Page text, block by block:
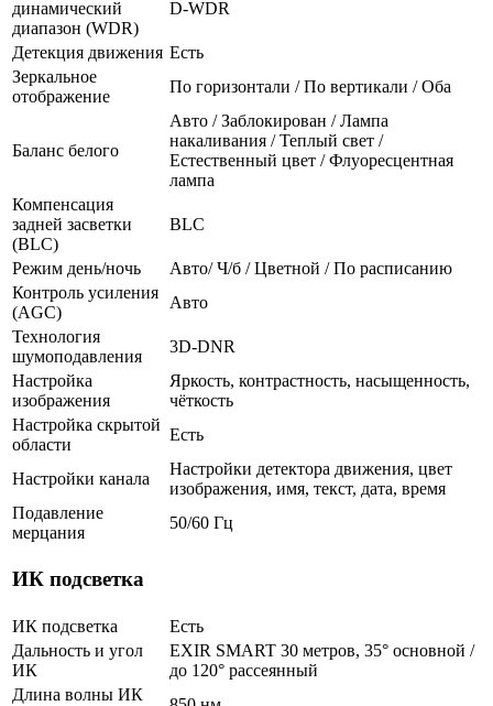
динамический
диапазон (WDR)
D-WDR
Детекция движения Есть
Зеркальное
отображение
По горизонтали / По вертикали / Оба
Баланс белого
Авто / Заблокирован / Лампа
накаливания / Теплый свет /
Естественный цвет / Флуоресцентная
лампа
Компенсация
задней засветки
(BLC)
BLC
Режим день/ночь
Авто/ Ч/б / Цветной / По расписанию
Контроль усиления
(AGC)
Авто
Технология
шумоподавления
3D-DNR
Настройка
изображения
Яркость, контрастность, насыщенность,
чёткость
Настройка скрытой
области
Есть
Настройки канала
Настройки детектора движения, цвет
изображения, имя, текст, дата, время
Подавление
мерцания
50/60 Гц
ИК подсветка
ИК подсветка
Есть
Дальность и угол
ИК
EXIR SMART 30 метров, 35° основной /
до 120° рассеянный
Длина волны ИК